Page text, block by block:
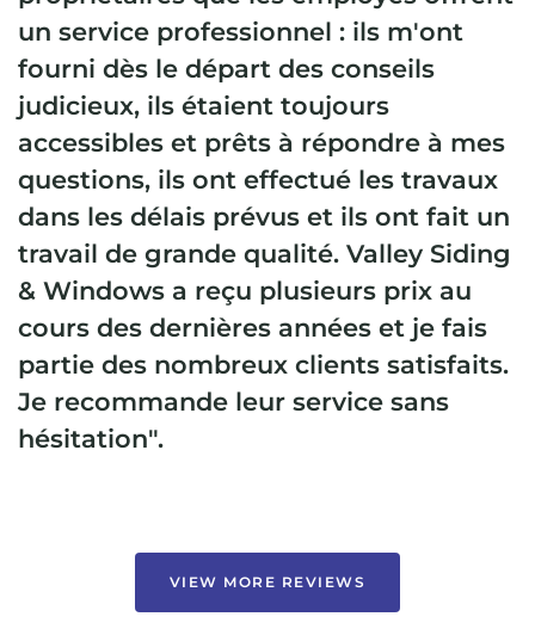
un service professionnel : ils m'ont
fourni dès le départ des conseils
judicieux, ils étaient toujours
accessibles et prêts à répondre à mes
questions, ils ont effectué les travaux
dans les délais prévus et ils ont fait un
travail de grande qualité. Valley Siding
& Windows a reçu plusieurs prix au
cours des dernières années et je fais
partie des nombreux clients satisfaits.
Je recommande leur service sans
hésitation".
VIEW MORE REVIEWS